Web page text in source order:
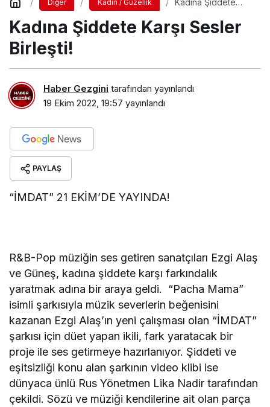
Diğer Kadın / Güzellik
Kadına Şiddete Karşı Sesler
Birleşti!
Haber Gezgini tarafından yayınlandı
19 Ekim 2022, 19:57 yayınlandı
PAYLAŞ
“İMDAT” 21 EKİM’DE YAYINDA!
R&B-Pop müziğin ses getiren sanatçıları Ezgi Alaş
ve Güneş, kadına şiddete karşı farkındalık
yaratmak adına bir araya geldi.
“Pacha Mama”
isimli şarkısıyla müzik severlerin beğenisini
kazanan Ezgi Alaş’ın yeni çalışması olan “İMDAT”
şarkısı için düet yapan ikili, fark yaratacak bir
proje ile ses getirmeye hazırlanıyor. Şiddeti ve
eşitsizliği konu alan şarkının video klibi ise
dünyaca ünlü Rus Yönetmen Lika Nadir tarafından
çekildi. Sözü ve müziği kendilerine ait olan parça